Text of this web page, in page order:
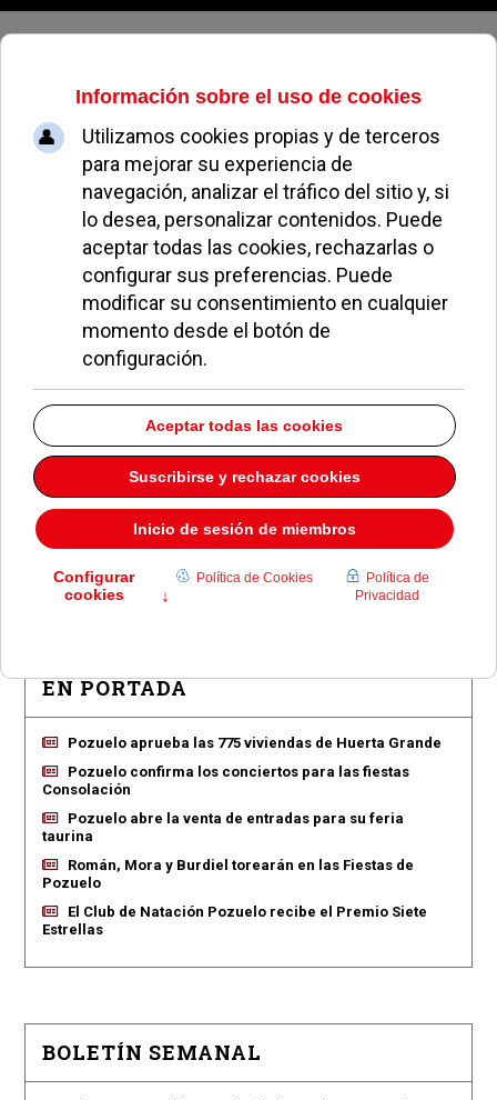
Viernes, 07 de agosto de 2026
Teléfono Parroquia
Anunciación de
Nuestra Señora
(Prado de
Somosaguas)
Dirección:
Cierzo, 11
Teléfono: 91 518 82 71
Descargar la información como:
EN PORTADA
Pozuelo aprueba las 775 viviendas de Huerta Grande
Pozuelo confirma los conciertos para las fiestas
Consolación
Pozuelo abre la venta de entradas para su feria
taurina
Román, Mora y Burdiel torearán en las Fiestas de
Pozuelo
El Club de Natación Pozuelo recibe el Premio Siete
Estrellas
BOLETÍN SEMANAL